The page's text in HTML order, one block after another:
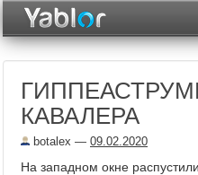
КАВАЛЕРА
botalex — 09.02.2020
На западном окне